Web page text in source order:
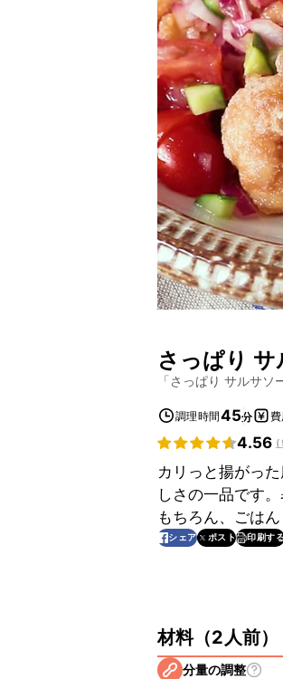
さっぱり
「さっぱり サルサソ
調理時間45分
4.56 (
カリっと揚がっ
しさの一品です
もちろん、ごは
シェア ポスト 印刷す
材料（2人前）
分量の調整